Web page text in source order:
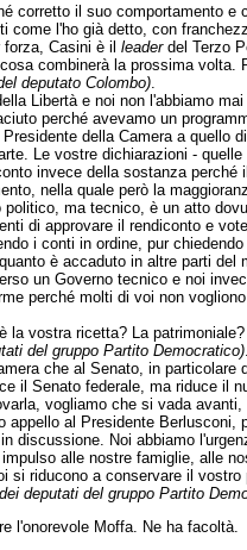
corretto il suo comportamento
come l'ho già detto, con
forza, Casini è illeaderdel Terzo
combinerà la prossima
deputato Colombo)
Libertà e noi non l'abbiamo
perché avevamo un
della Camera a
Le vostre dichiarazioni -
invece della sostanza
nella quale però la
ma tecnico, è un atto
di approvare il rendiconto e
i conti in ordine, pur
è accaduto in altre parti
un Governo tecnico e noi
perché molti di voi non
la vostra ricetta? La
del gruppo Partito Democratico)
che al Senato, in
il Senato federale, ma riduce il
vogliamo che si vada
appello al Presidente
discussione. Noi abbiamo
alle nostre famiglie, alle
si riducono a conservare il
deputati del gruppo Partito
l'onorevole Moffa. Ne ha facoltà.